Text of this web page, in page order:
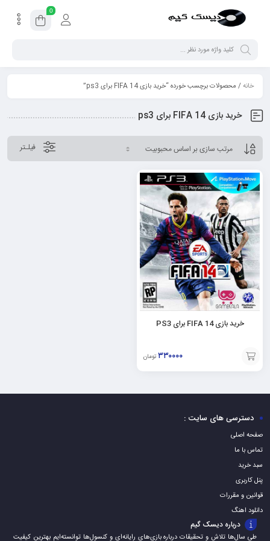
0
خانه/ محصولات برچسب خورده “خرید بازی FIFA 14 برای ps3”
خرید بازی FIFA 14 برای ps3
فیلـتر
خرید بازی FIFA 14 برای PS3
۳۳۰۰۰۰ تومان
افزودن
به
دسترسی های سایت :
صفحه اصلی
تماس با ما
سبد خرید
پنل کاربری
قوانین و مقررات
دانلود اهنگ
درباره دیسک گیم
طی سال‌ها تلاش و تحقیقات درباره بازی‌های رایانه‌ای و کنسول‌ها توانسته‌ایم بهترین کیفیت